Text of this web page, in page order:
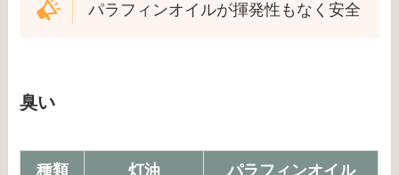
パラフィンオイルが揮発性もなく安全
臭い
種類 灯油 パラフィンオイル